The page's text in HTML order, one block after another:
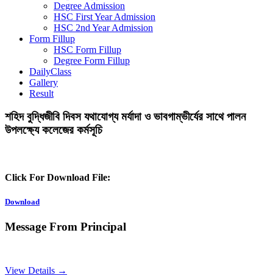
Degree Admission
HSC First Year Admission
HSC 2nd Year Admission
Form Fillup
HSC Form Fillup
Degree Form Fillup
DailyClass
Gallery
Result
শহিদ বুদ্ধিজীবি দিবস যথাযোগ্য মর্যাদা ও ভাবগাম্ভীর্যের সাথে পালন
উপলক্ষ্যে কলেজের কর্মসূচি
Click For Download File:
Download
Message From Principal
View Details →